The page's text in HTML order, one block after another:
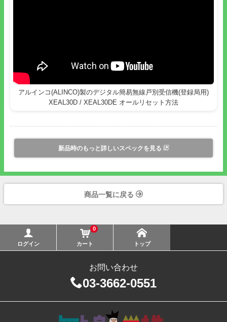
大音量で放送します。
●防災用受信機には必須のAC電源と内蔵乾電池の自動切り替え機
能も採用されていますので、非常時でも屋外に持ち出して運用す
ることができます。
する録音機能を搭載していますのでメッセージを聞き逃すことが
●アルインコ製の簡易無線機を使用すれば指定したグループの
XEAL30Dにのみ音声を送信することができます。
●付属の壁面取付用プレートを使用して、本製品を壁面に取り付
●使用場所によってはビルなどの屋上に設置した高性能アンテナ
と組み合わせることで放送エリアをさらに拡大させることができ
ます。
作を行うことができます。
●初期設定はACSHモードとスマホアプリで簡単に行うことがで
をご購入いただいた場合でも、エアクローン機能によりまとめて
無線で設定を行うことができますので手間がかかりません。
アルインコ(ALINCO)製のデジタル簡易無線戸別受信機(登録局用)
XEAL30D / XEAL30DE オールリセット方法
新品時のもっと詳しいスペックを見る
商品一覧に戻る
ログイン
0
カート トップ
お問い合わせ
03-3662-0551